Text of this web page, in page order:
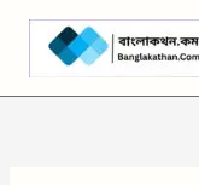
Skip
content